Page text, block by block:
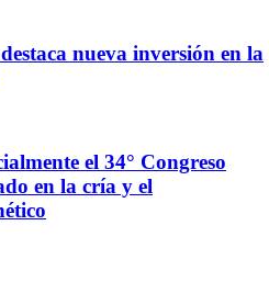
nueva inversión en la
el 34° Congreso
en la cría y el